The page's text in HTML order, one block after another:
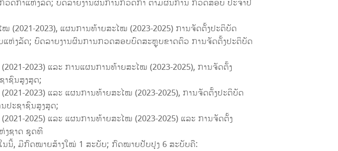
ວດກາແຫ່ງລັດ; ບົດລາຍງານຜົນການກວດກາ ຕາມຜົນການ ກວດສອບ ປະຈຳປີ
(2021-2023), ແຜນການທ້າຍສະໄໝ (2023-2025) ການຈັດຕັ້ງປະຕິບັດ
ແຫ່ງລັດ; ບົດລາຍງານຜົນການກວດສອບບົດສະຫຼຸບຂາດຕົວ ການຈັດຕັ້ງປະຕິບັດ
2023) ແລະ ການແຜນການທ້າຍສະໄໝ (2023-2025), ການຈັດຕັ້ງ
າຊົນສູງສຸດ;
2023) ແລະ ແຜນການທ້າຍສະໄໝ (2023-2025), ການຈັດຕັ້ງປະຕິບັດ
ປະຊາຊົນສູງສຸດ;
2025) ແລະ ແຜນການທ້າຍສະໄໝ (2023-2025) ແລະ ການຈັດຕັ້ງ
ງຊາດ ຊຸດທີ
ນນີ້, ມີກົດໝາຍສ້າງໃໝ່ 1 ສະບັບ; ກົດໝາຍປັບປຸງ 6 ສະບັບຄື: